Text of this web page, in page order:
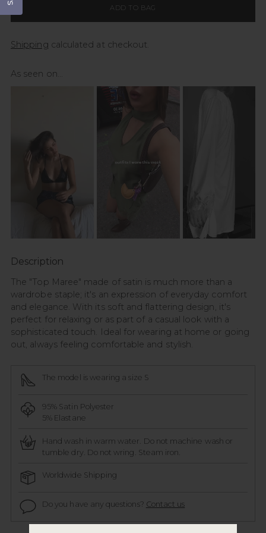
ADD TO BAG
Shipping calculated at checkout.
As seen on...
Description
The "Top Maree" made of satin is much more than a
wardrobe staple; it's an expression of everyday comfort
and elegance. With its soft and flattering design, it's
perfect for relaxing or as part of a casual look with a
sophisticated touch. Ideal for wearing at home or going
out, always feeling comfortable and stylish.
The model is wearing a size S
95% Satin Polyester
5% Elastane
Hand wash in warm water. Do not machine wash or
tumble dry. Do not wring. Steam iron.
Worldwide Shipping
Do you have any questions? Contact us